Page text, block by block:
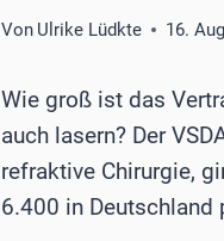
Von Ulrike Lüdkte 16.
Wie groß ist das
auch lasern? Der
refraktive Chirurgie,
6.400 in Deutschland